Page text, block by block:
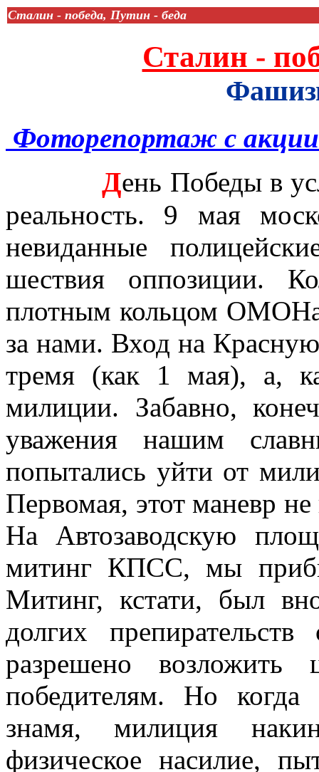
Сталин - победа, Путин - беда
Сталин -
Фоторепортаж с акции
День Победы в
реальность. 9 мая
невиданные
шествия оппозиции.
плотным кольцом ОМОНа,
за нами. Вход на
тремя (как 1 мая), а,
милиции. Забавно,
уважения нашим
попытались уйти от
Первомая, этот маневр
На Автозаводскую
митинг КПСС, мы
Митинг, кстати, был
долгих
разрешено
победителям. Но когда
знамя, милиция
физическое насилие,